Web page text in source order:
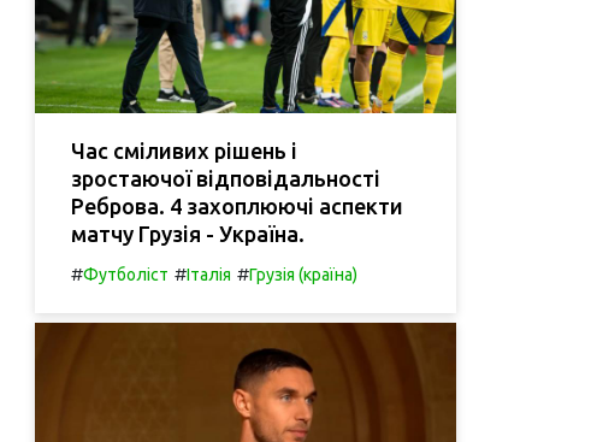
Час сміливих рішень і
зростаючої відповідальності
Реброва. 4 захоплюючі аспекти
матчу Грузія - Україна.
#Футболіст #Італія #Грузія (країна)